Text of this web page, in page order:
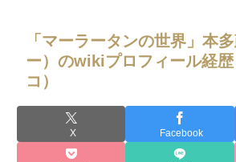
「マーラータンの世界」本
ー）のwikiプロフィール経
コ）
X Facebook